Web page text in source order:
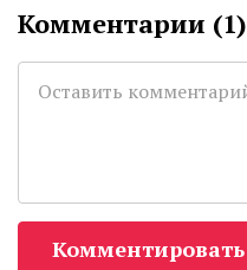
Комментарии (1)
Комментировать